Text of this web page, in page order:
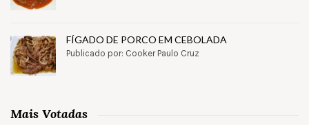
FÍGADO DE PORCO EM CEBOLADA
Publicado por: Cooker Paulo Cruz
Mais Votadas